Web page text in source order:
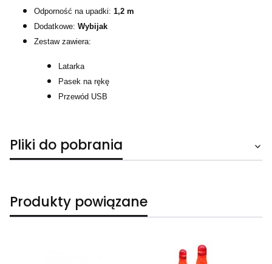
Odporność na upadki: 1,2 m
Dodatkowe: Wybijak
Zestaw zawiera:
Latarka
Pasek na rękę
Przewód USB
Pliki do pobrania
Produkty powiązane